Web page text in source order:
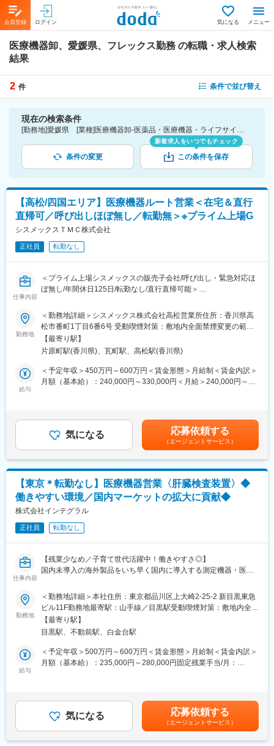
会員登録 ログイン 気になる メニュー
医療機器卸、愛媛県、フレックス勤務 の転職・求人検索
結果
2 件 条件で並び替え
現在の検索条件
[勤務地]愛媛県 [業種]医療機器卸-医薬品・医療機器・ライフサイエンス・医療系サービス [詳細条件](休日・働き方)フレックス勤務
条件の変更
新着求人をいつでもチェック
この条件を保存
【高松/四国エリア】医療機器ルート営業＜在宅＆直行
直帰可／呼び出しほぼ無し／転勤無＞※プライム上場G
シスメックスＴＭＣ株式会社
正社員 転勤なし
仕事内容
＜プライム上場シスメックスの販売子会社/呼び出し・緊急対応ほ
ぼ無し/年間休日125日/転勤なし/直行直帰可能＞
■職務内容：
ヘマトロジー（血球計数検査）分野で世界トップクラスのシェア
を誇るシスメックス100％資本のグループ企業において、検査装
置のルート営業をご担当いただきます。同社は東証プライム上場
のシスメックス株式会社の販売子会社で、同社の検査機器を中小
病院・クリニックを中心に販売しております。
～具体的には～
のために代理店と密にコミュニケーションを取り、協働しなが
ら、リプレイス情報や病院情報を得て、クライアントを紹介して
■業務の特徴：
・製品力も高く、品質の高さをPRして顧客に貢献する事ができま
す。
・シスメックスの営業担当や技術者など多くの関係各者と連携し
ながら情報収集が必要です。クライアントは院長といった経営層
になるため、細やかなフォロー、論理的な対話と難易度の高い営
業となりますが、「関係構築力や推進力、折衝力」などの多くの
力を身につけることができます。
朝、夕は代理店に訪問、午後に主に施設へ訪問し、ご自宅を拠点
に直行直帰。週の一日程度は内勤をし、事務手処理を進めます。
立ち合いはなし、緊急の呼び出しなどはほぼありません。
なお、シスメックスの営業担当は大手病院向けの販売体制をとっ
■組織構成
■研修：
製品知識については、入社後、当社での研修や親会社のシスメッ
クスの研修にも参加しながらスキルを身に着けていただきます。
勤務地
＜勤務地詳細＞シスメックス株式会社高松営業所住所：香川県高
松市番町1丁目6番6号 受動喫煙対策：敷地内全面禁煙変更の範
囲：会社の定める事業所
【最寄り駅】
片原町駅(香川県)、瓦町駅、高松駅(香川県)
給与
＜予定年収＞450万円～600万円＜賃金形態＞月給制＜賃金内訳＞
月額（基本給）：240,000円～330,000円＜月給＞240,000円～
す。月給(月額)は固定手当を含めた表記です。
気になる 応募依頼する
（エージェントサービス）
【東京＊転勤なし】医療機器営業〈肝臓検査装置〉◆
働きやすい環境／国内マーケットの拡大に貢献◆
株式会社インテグラル
正社員 転勤なし
仕事内容
【残業少なめ／子育て世代活躍中！働きやすさ◎】
国内未導入の海外製品をいち早く国内に導入する測定機器・医療
への使用に注目される、革新性と知名度の高い仏製医療機器「フ
ィブロスキャン」のセールスに携わっていただきます。
■業務詳細
・既存顧客の機器更新営業
・新規顧客の開拓営業（セミナーや展示会・ご紹介によるインバ
ウンドセールス）
※担当エリア：四国、九州地方および千葉県（重点エリアとなるた
め、営業部長や本社事業部員のサポートを受けながら、上記エリ
勤務地
＜勤務地詳細＞本社住所：東京都品川区上大崎2-25-2 新目黒東急
ビル11F勤務地最寄駅：山手線／目黒駅受動喫煙対策：敷地内全面
禁煙変更の範囲：会社の定める事業所
【最寄り駅】
目黒駅、不動前駅、白金台駅
給与
＜予定年収＞500万円～600万円＜賃金形態＞月給制＜賃金内訳＞
月額（基本給）：235,000円～280,000円固定残業手当/月：
給：年1回■賞与：年2回（6月・12月）※年間賞与想定：6カ月（個
人の成績・会社の業績による）賃金はあくまでも目安の金額であ
り、選考を通じて上下する可能性があります。月給(月額)は固定手
当を含めた表記です。
気になる 応募依頼する
（エージェントサービス）